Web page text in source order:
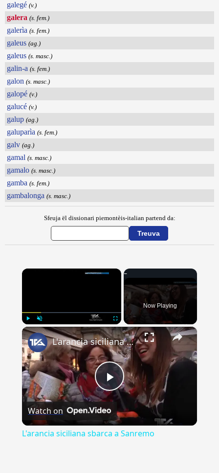
galegé (v.)
galera (s. fem.)
galerìa (s. fem.)
galeus (ag.)
galeus (s. masc.)
galin-a (s. fem.)
galon (s. masc.)
galopé (v.)
galucé (v.)
galup (ag.)
galuparìa (s. fem.)
galv (ag.)
gamal (s. masc.)
gamalo (s. masc.)
gamba (s. fem.)
gambalonga (s. masc.)
Sfeuja ël dissionari piemontèis-italian partend da:
×
Play Unmute Fullscreen
Now Playing
×
Play
Video
L'arancia siciliana sbarca a Sanremo
Watch on
L'arancia siciliana sbarca a Sanremo